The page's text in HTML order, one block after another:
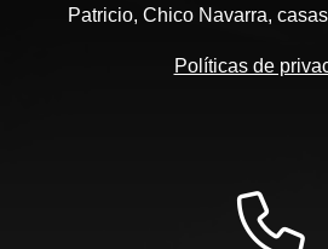
Patricio, Chico Navarra,
Políticas de